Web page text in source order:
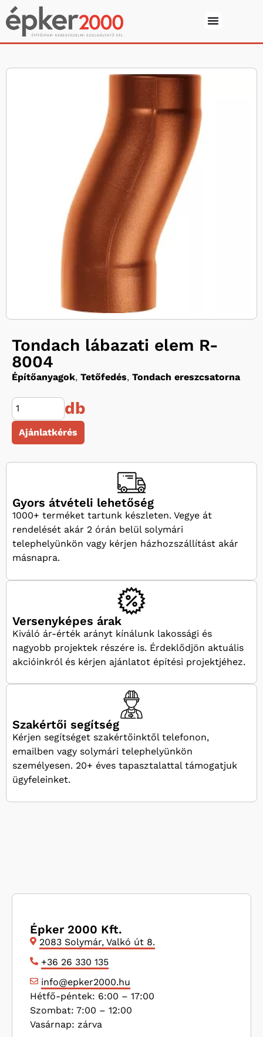
Tondach lábazati elem R-
8004
Építőanyagok, Tetőfedés, Tondach ereszcsatorna
db
Ajánlatkérés
Gyors átvételi lehetőség
1000+ terméket tartunk készleten. Vegye át
rendelését akár 2 órán belül solymári
telephelyünkön vagy kérjen házhozszállítást akár
másnapra.
Versenyképes árak
Kiváló ár-érték arányt kínálunk lakossági és
nagyobb projektek részére is. Érdeklődjön aktuális
akcióinkról és kérjen ajánlatot építési projektjéhez.
Szakértői segítség
Kérjen segítséget szakértőinktől telefonon,
emailben vagy solymári telephelyünkön
személyesen. 20+ éves tapasztalattal támogatjuk
ügyfeleinket.
Épker 2000 Kft.
2083 Solymár, Valkó út 8.
+36 26 330 135
info@epker2000.hu
Hétfő-péntek: 6:00 – 17:00
Szombat: 7:00 – 12:00
Vasárnap: zárva